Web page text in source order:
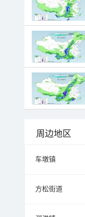
周边地区
车墩镇
方松街道